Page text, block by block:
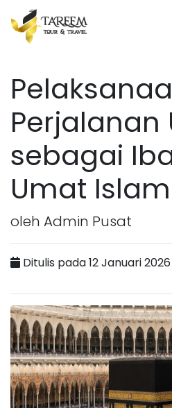
Perjalanan
sebagai
Umat Islam
oleh Admin Pusat
Ditulis pada 12 Januari 2026